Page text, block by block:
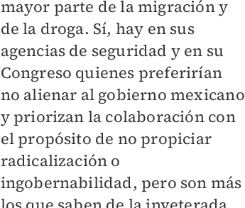
mayor parte de la migración y
de la droga. Sí, hay en sus
agencias de seguridad y en su
Congreso quienes preferirían
no alienar al gobierno mexicano
y priorizan la colaboración con
el propósito de no propiciar
radicalización o
ingobernabilidad, pero son más